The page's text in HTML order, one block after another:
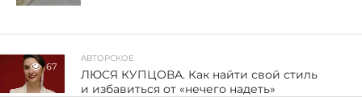
67
АВТОРСКОЕ
ЛЮСЯ КУПЦОВА. Как найти свой стиль
и избавиться от «нечего надеть»